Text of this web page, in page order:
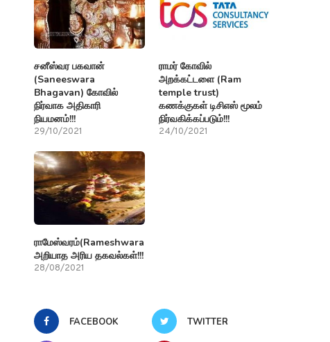
புத்திசாலித்தனமான Mars helicopter
take flight மார்ஸ்...
சனீஸ்வர பகவான்
(Saneeswara
Bhagavan) கோவில்
நிர்வாக அதிகாரி
நியமனம்!!!
29/10/2021
ராமர் கோவில்
அறக்கட்டளை (Ram
temple trust)
கணக்குகள் டிசிஎஸ் மூலம்
நிர்வகிக்கப்படும்!!!
24/10/2021
ராமேஸ்வரம்(Rameshwaram)பற்றி
அறியாத அரிய தகவல்கள்!!!
28/08/2021
FACEBOOK TWITTER